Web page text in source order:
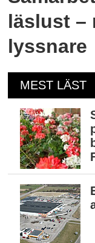
läslust –
lyssnare
MEST LÄST